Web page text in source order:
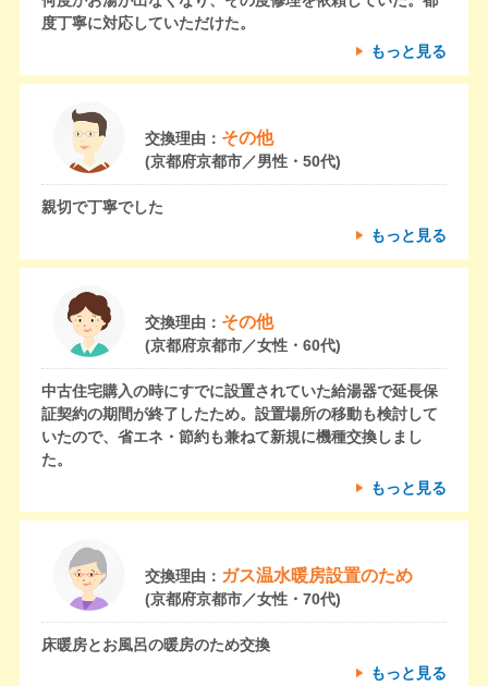
度丁寧に対応していただけた。
もっと見る
交換理由： その他
(京都府京都市／男性・50代)
親切で丁寧でした
もっと見る
交換理由： その他
(京都府京都市／女性・60代)
中古住宅購入の時にすでに設置されていた給湯器で延長保
証契約の期間が終了したため。設置場所の移動も検討して
いたので、省エネ・節約も兼ねて新規に機種交換しまし
た。
もっと見る
交換理由： ガス温水暖房設置のため
(京都府京都市／女性・70代)
床暖房とお風呂の暖房のため交換
もっと見る